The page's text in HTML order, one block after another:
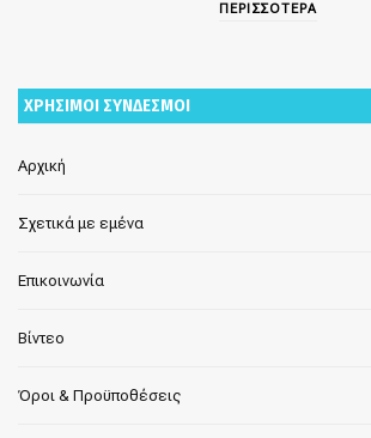
ΠΕΡΙΣΣΟΤΕΡΑ
ΧΡΗΣΙΜΟΙ ΣΥΝΔΕΣΜΟΙ
Αρχική
Σχετικά με εμένα
Επικοινωνία
Βίντεο
Όροι & Προϋποθέσεις